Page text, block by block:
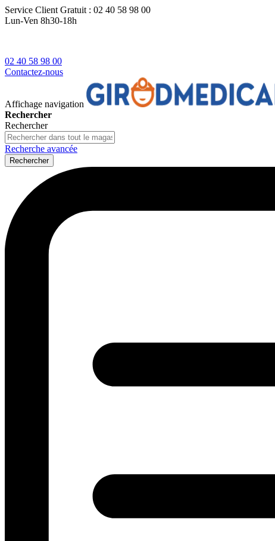
Service Client Gratuit : 02 40 58 98 00
Lun-Ven 8h30-18h
02 40 58 98 00
Contactez-nous
Affichage navigation
Rechercher
Rechercher
Recherche avancée
Rechercher